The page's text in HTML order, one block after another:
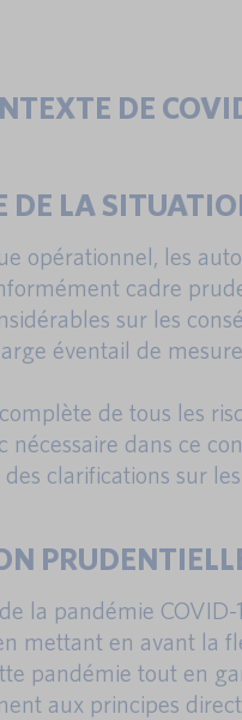
DE
DE LA
opérationnel, les
cadre
sur les
éventail de
de tous les
nécessaire dans ce
clarifications sur
la pandémie COVID-
mettant en avant la
pandémie tout en
aux principes